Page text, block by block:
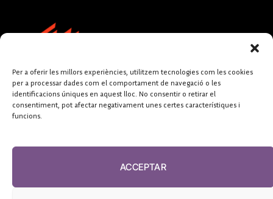
Per a oferir les millors experiències, utilitzem tecnologies com les cookies
per a processar dades com el comportament de navegació o les
identificacions úniques en aquest lloc. No consentir o retirar el
consentiment, pot afectar negativament unes certes característiques i
funcions.
ACCEPTAR
FUNDACIÓ